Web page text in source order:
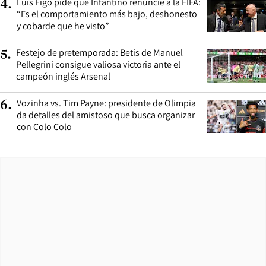
4.
“Es el comportamiento más bajo, deshonesto
y cobarde que he visto”
5. Festejo de pretemporada: Betis de Manuel
Pellegrini consigue valiosa victoria ante el
campeón inglés Arsenal
6. Vozinha vs. Tim Payne: presidente de Olimpia
da detalles del amistoso que busca organizar
con Colo Colo